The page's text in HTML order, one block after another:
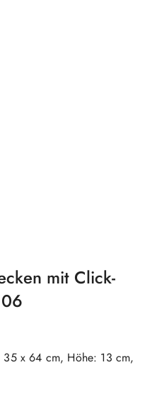
mit Click-
35 x 64 cm, Höhe: 13 cm,